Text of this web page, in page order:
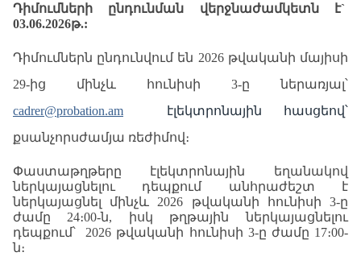
Դիմումների ընդունման վերջնաժամկետն
է`
03.06.2026թ.:
Դիմումներն ընդունվում են 2026 թվականի մայիսի
29-ից մինչև հունիսի 3-ը ներառյալ՝
cadrer@probation.am
էլեկտրոնային հասցեով՝
քսանչորսժամյա ռեժիմով։
Փաստաթղթերը էլեկտրոնային եղանակով
ներկայացնելու դեպքում անհրաժեշտ է
ներկայացնել մինչև 2026 թվականի հունիսի 3-ը
ժամը 24։00-ն, իսկ թղթային ներկայացնելու
դեպքում՝
2026 թվականի հունիսի 3-ը ժամը 17։00-
ն։